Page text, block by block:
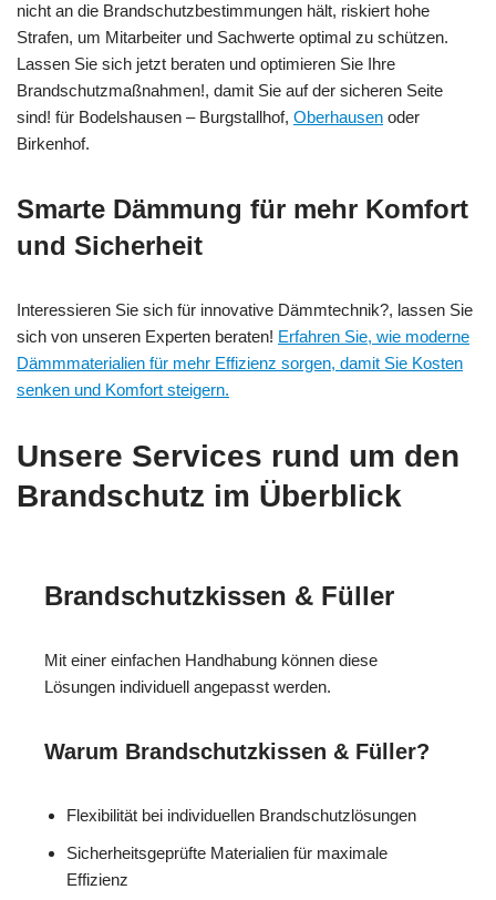
nicht an die Brandschutzbestimmungen hält, riskiert hohe
Strafen, um Mitarbeiter und Sachwerte optimal zu schützen.
Lassen Sie sich jetzt beraten und optimieren Sie Ihre
Brandschutzmaßnahmen!, damit Sie auf der sicheren Seite
sind! für Bodelshausen – Burgstallhof, Oberhausen oder
Birkenhof.
Smarte Dämmung für mehr Komfort
und Sicherheit
Interessieren Sie sich für innovative Dämmtechnik?, lassen Sie
sich von unseren Experten beraten! Erfahren Sie, wie moderne
Dämmmaterialien für mehr Effizienz sorgen, damit Sie Kosten
senken und Komfort steigern.
Unsere Services rund um den
Brandschutz im Überblick
Brandschutzkissen & Füller
Mit einer einfachen Handhabung können diese
Lösungen individuell angepasst werden.
Warum Brandschutzkissen & Füller?
Flexibilität bei individuellen Brandschutzlösungen
Sicherheitsgeprüfte Materialien für maximale
Effizienz